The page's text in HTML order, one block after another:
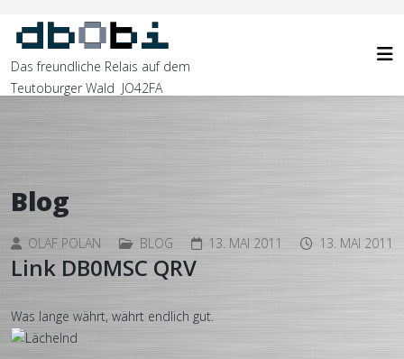
Das freundliche Relais auf dem
Teutoburger Wald JO42FA
Blog
OLAF POLAN BLOG 13. MAI 2011 13. MAI 2011
Link DB0MSC QRV
Was lange währt, währt endlich gut.